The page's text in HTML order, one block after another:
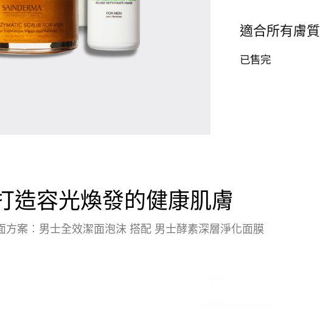
適合所有膚質
已售完
造容光煥發的健康肌膚
方案︰男士全效潔面泡沫 搭配 男士酵素深層淨化面膜